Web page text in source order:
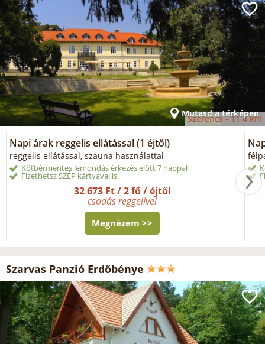
Mutasd a térképen
Szerencs -11.4 km
Napi árak reggelis ellátással (1 éjtől)
reggelis ellátással, szauna használattal
Kötbérmentes lemondás érkezés előtt 7 nappal
Fizethetsz SZÉP kártyával is
32 673 Ft / 2 fő / éjtől
csodás reggelivel
Megnézem >>
Szarvas Panzió Erdőbénye